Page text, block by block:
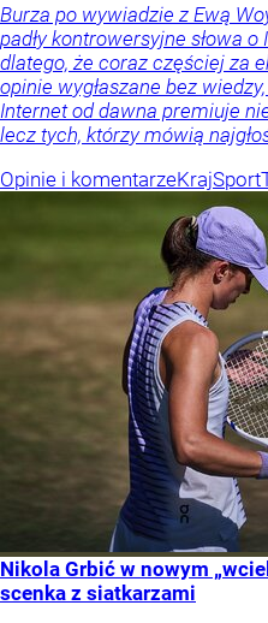
Burza po wywiadzie z Ewą
padły kontrowersyjne słowa o
dlatego, że coraz częściej za
opinie wygłaszane bez
Internet od dawna premiuje
lecz tych, którzy mówią
Opinie i komentarzeKrajSport
Nikola Grbić w nowym
scenka z siatkarzami